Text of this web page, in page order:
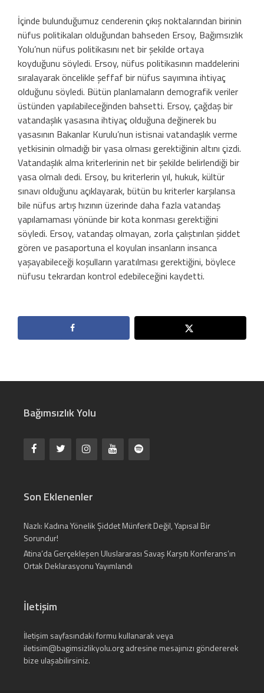
İçinde bulunduğumuz cenderenin çıkış noktalarından birinin
nüfus politikaları olduğundan bahseden Ersoy, Bağımsızlık
Yolu’nun nüfus politikasını net bir şekilde ortaya
koyduğunu söyledi. Ersoy, nüfus politikasının maddelerini
sıralayarak öncelikle şeffaf bir nüfus sayımına ihtiyaç
olduğunu söyledi. Bütün planlamaların demografik veriler
üstünden yapılabileceğinden bahsetti. Ersoy, çağdaş bir
vatandaşlık yasasına ihtiyaç olduğuna değinerek bu
yasasının Bakanlar Kurulu’nun istisnai vatandaşlık verme
yetkisinin olmadığı bir yasa olması gerektiğinin altını çizdi.
Vatandaşlık alma kriterlerinin net bir şekilde belirlendiği bir
yasa olmalı dedi. Ersoy, bu kriterlerin yıl, hukuk, kültür
sınavı olduğunu açıklayarak, bütün bu kriterler karşılansa
bile nüfus artış hızının üzerinde daha fazla vatandaş
yapılamaması yönünde bir kota konması gerektiğini
söyledi. Ersoy, vatandaş olmayan, zorla çalıştırılan şiddet
gören ve pasaportuna el koyulan insanların insanca
yaşayabileceği koşulların yaratılması gerektiğini, böylece
nüfusu tekrardan kontrol edebileceğini kaydetti.
Bağımsızlık Yolu
Son Eklenenler
Nazlı: Kadına Yönelik Şiddet Münferit Değil, Yapısal Bir
Sorundur!
Atina’da Gerçekleşen Uluslararası Savaş Karşıtı Konferans’ın
Ortak Deklarasyonu Yayımlandı
İletişim
İletişim sayfasındaki formu kullanarak veya
iletisim@bagimsizlikyolu.orgadresine mesajınızı göndererek
bize ulaşabilirsiniz.